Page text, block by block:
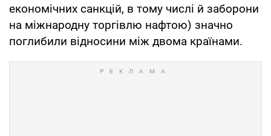
економічних санкцій, в тому числі й заборони
на міжнародну торгівлю нафтою) значно
поглибили відносини між двома країнами.